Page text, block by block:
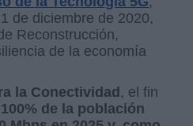
de diciembre de 2020,
Reconstrucción,
de la economía
la Conectividad, el fin
de la población